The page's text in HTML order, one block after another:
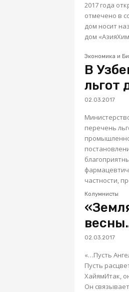
2017 года открыла
отмечено в
дом носит
Экономика и
В
льгот
02.03.2017
Министерство
перечень льгот для предприятий
постановления
частности,
Колумнисты
02.03.2017
«…Пусть
Пусть
ХайямИтак,
Он